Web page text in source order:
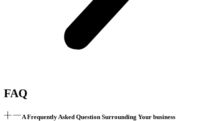
FAQ
A Frequently Asked Question Surrounding Your business